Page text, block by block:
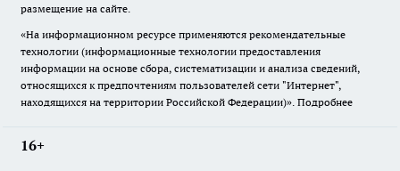
размещение на сайте.
«На информационном ресурсе применяются рекомендательные
технологии (информационные технологии предоставления
информации на основе сбора, систематизации и анализа сведений,
относящихся к предпочтениям пользователей сети "Интернет",
находящихся на территории Российской Федерации)». Подробнее
16+